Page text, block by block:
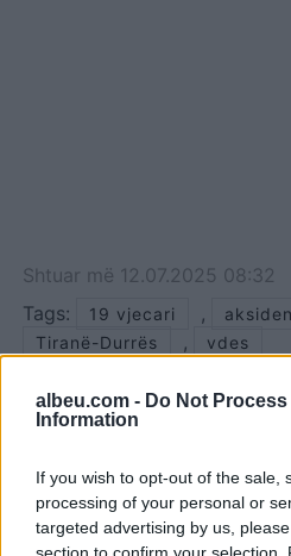
albeu.com - Do Not Process
Information
If you wish to opt-out of the sale,
processing of your personal or
targeted advertising by us,
section to confirm your selection.
Shtuar më 12.07.2025 08:32
Tags:
19 vjecari ,
Tiranë-Durrës , vdes